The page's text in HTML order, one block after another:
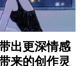
出更深情感
来的创作灵